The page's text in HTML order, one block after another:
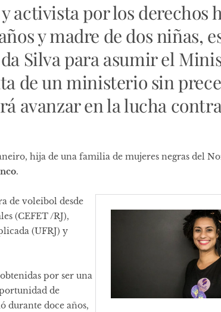
activista por los derechos
y madre de dos niñas,
Silva para asumir el
de un ministerio sin
avanzar en la lucha
hija de una familia de mujeres negras del
.
de voleibol desde
(CEFET /RJ),
(UFRJ) y
por ser una
de
durante doce años,